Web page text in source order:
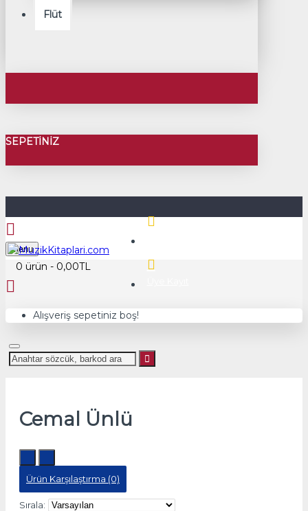
Flüt
SEPETINIZ
Menu
0 ürün - 0,00TL
Alışveriş sepetiniz boş!
Cemal Ünlü
Ürün Karşılaştırma (0)
Sırala: